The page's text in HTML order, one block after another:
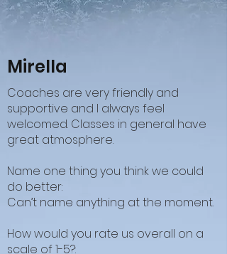
Mirella
Coaches are very friendly and
supportive and I always feel
welcomed. Classes in general have
great atmosphere.
Name one thing you think we could
do better:
Can’t name anything at the moment.
How would you rate us overall on a
scale of 1-5?: